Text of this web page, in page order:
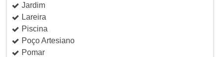
Jardim
Lareira
Piscina
Poço Artesiano
Pomar